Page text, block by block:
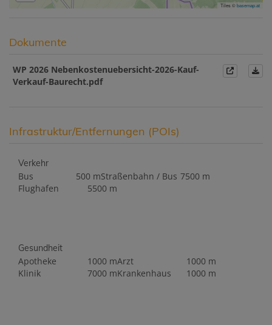
Tiles ©basemap.at
Dokumente
WP 2026 Nebenkostenuebersicht-2026-Kauf-
Verkauf-Baurecht.pdf
Infrastruktur/Entfernungen (POIs)
Verkehr
Bus 500 mStraßenbahn / Bus 7500 m
Flughafen
5500 m
Gesundheit
Apotheke 1000 mArzt
1000 m
Klinik
7000 mKrankenhaus 1000 m